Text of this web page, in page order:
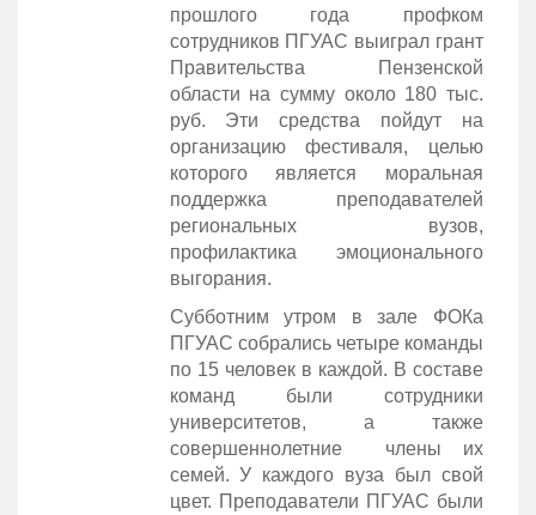
прошлого года профком
сотрудников ПГУАС выиграл грант
Правительства Пензенской
области на сумму около 180 тыс.
руб. Эти средства пойдут на
организацию фестиваля, целью
которого является моральная
поддержка преподавателей
региональных вузов,
профилактика эмоционального
выгорания.
Субботним утром в зале ФОКа
ПГУАС собрались четыре команды
по 15 человек в каждой. В составе
команд были сотрудники
университетов, а также
совершеннолетние члены их
семей. У каждого вуза был свой
цвет. Преподаватели ПГУАС были